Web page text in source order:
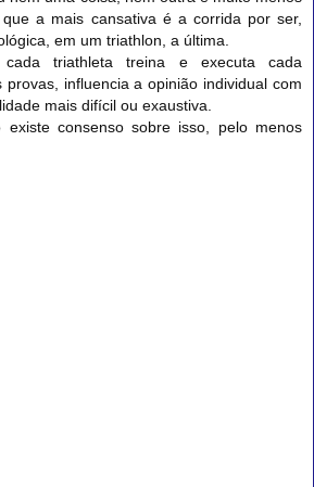
a mais cansativa é a corrida por ser,
em um triathlon, a última.
triathleta treina e executa cada
provas, influencia a opinião individual com
mais difícil ou exaustiva.
existe consenso sobre isso, pelo menos